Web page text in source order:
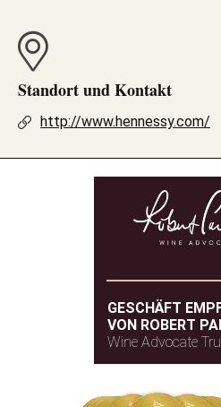
Standort und Kontakt
http://www.hennessy.com/
GESCHÄFT
VON ROBERT
Wine Advocate